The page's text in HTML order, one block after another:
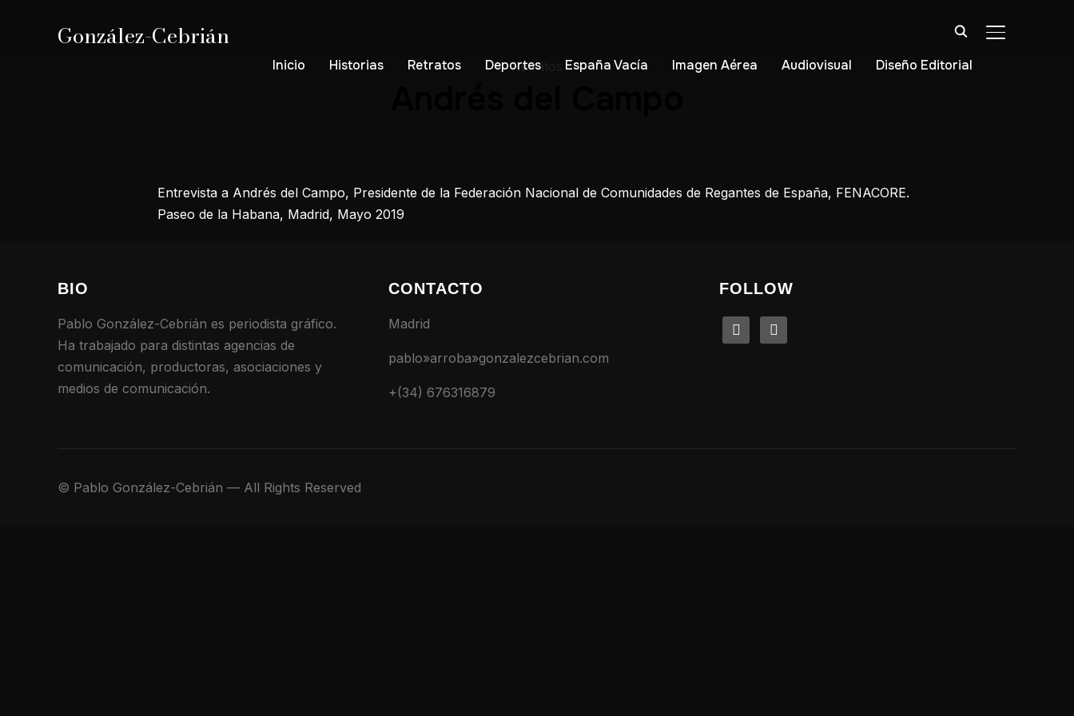
González-Cebrián ALTERNAR
Inicio Historias Retratos Deportes España Vacía Imagen Aérea Audiovisual Diseño Editorial
Retratos
Entrevista a Andrés del Campo, Presidente de la Federación Nacional de Comunidades de Regantes de España, FENACORE.
Paseo de la Habana, Madrid, Mayo 2019
BIO
Pablo González-Cebrián es periodista gráfico.
Ha trabajado para distintas agencias de
comunicación, productoras, asociaciones y
medios de comunicación.
CONTACTO
Madrid
pablo»arroba»gonzalezcebrian.com
+(34) 676316879
FOLLOW
linkedin instagram
© Pablo González-Cebrián — All Rights Reserved